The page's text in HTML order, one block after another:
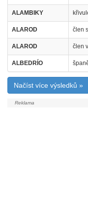
ALAMBIKY
ALAROD člen
ALAROD člen
ALBEDRÍO
Načíst více výsledků »